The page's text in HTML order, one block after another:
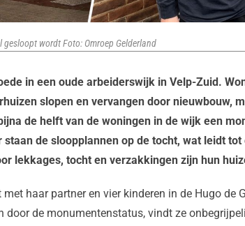
wordt Foto: Omroep Gelderland
in een oude arbeiderswijk in Velp-Zuid.
slopen en vervangen door nieuwbouw,
de helft van de woningen in de wijk een
staan de sloopplannen op de tocht, wat leidt
lekkages, tocht en verzakkingen zijn hun
haar partner en vier kinderen in de Hugo de
door de monumentenstatus, vindt ze